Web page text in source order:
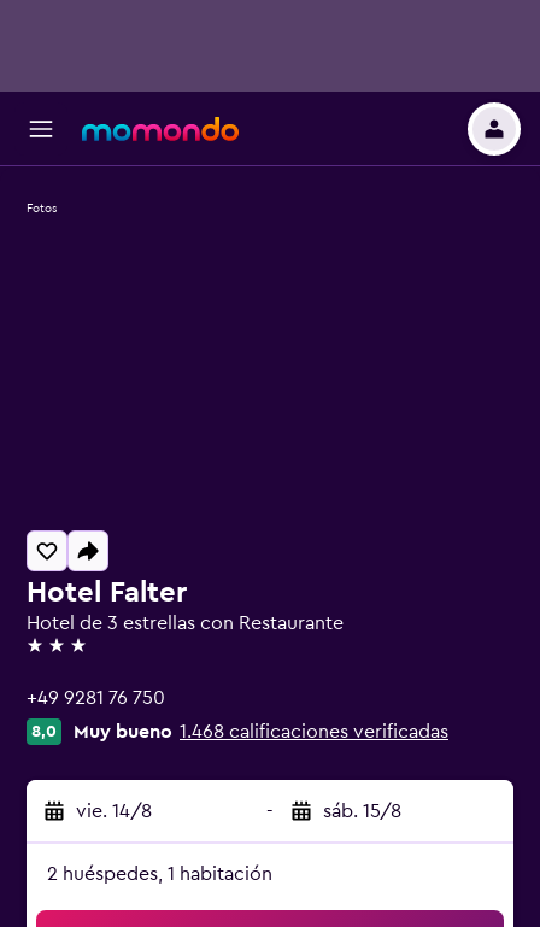
Hotel Falter
Hotel de 3 estrellas con Restaurante
3 estrellas
+49 9281 76 750
8,0 Muy bueno 1.468 calificaciones verificadas
vie. 14/8 - sáb. 15/8
2 huéspedes, 1 habitación
Fotos